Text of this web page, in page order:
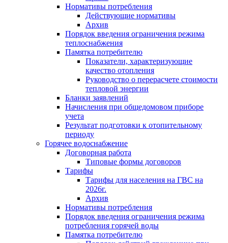
Нормативы потребления
Действующие нормативы
Архив
Порядок введения ограничения режима
теплоснабжения
Памятка потребителю
Показатели, характеризующие
качество отопления
Руководство о перерасчете стоимости
тепловой энергии
Бланки заявлений
Начисления при общедомовом приборе
учета
Результат подготовки к отопительному
периоду
Горячее водоснабжение
Договорная работа
Типовые формы договоров
Тарифы
Тарифы для населения на ГВС на
2026г.
Архив
Нормативы потребления
Порядок введения ограничения режима
потребления горячей воды
Памятка потребителю